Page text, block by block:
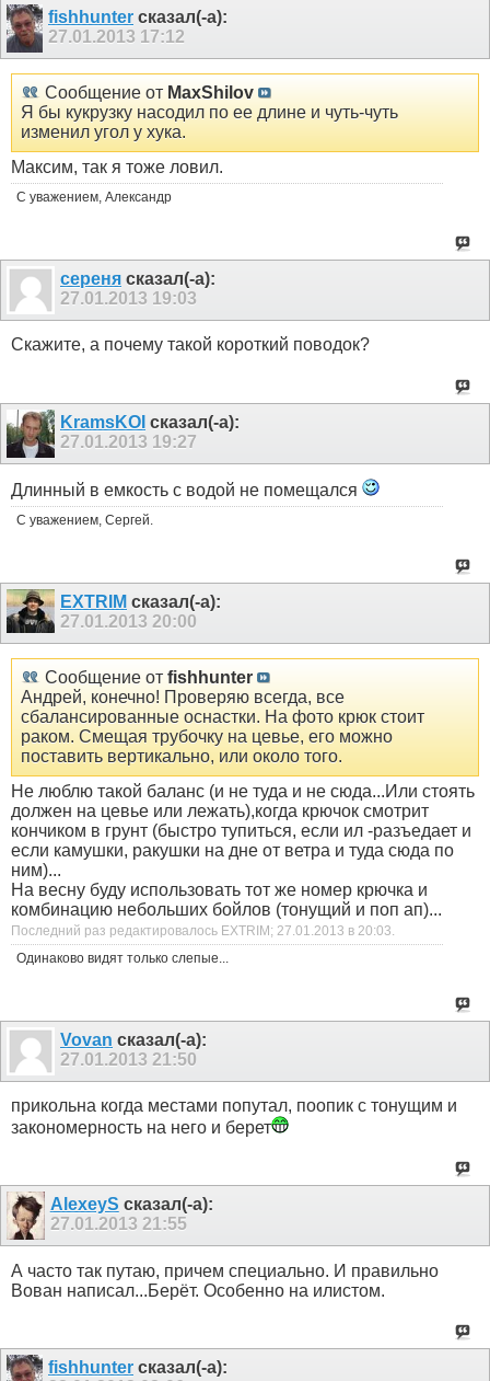
fishhunter сказал(-а):
27.01.2013 17:12
Сообщение от MaxShilov
Я бы кукрузку насодил по ее длине и чуть-чуть
изменил угол у хука.
Максим, так я тоже ловил.
С уважением, Александр
сереня сказал(-а):
27.01.2013 19:03
Скажите, а почему такой короткий поводок?
KramsKOI сказал(-а):
27.01.2013 19:27
Длинный в емкость с водой не помещался
С уважением, Сергей.
EXTRIM сказал(-а):
27.01.2013 20:00
Сообщение от fishhunter
Андрей, конечно! Проверяю всегда, все
сбалансированные оснастки. На фото крюк стоит
раком. Смещая трубочку на цевье, его можно
поставить вертикально, или около того.
Не люблю такой баланс (и не туда и не сюда...Или стоять
должен на цевье или лежать),когда крючок смотрит
кончиком в грунт (быстро тупиться, если ил -разъедает и
если камушки, ракушки на дне от ветра и туда сюда по
ним)...
На весну буду использовать тот же номер крючка и
комбинацию небольших бойлов (тонущий и поп ап)...
Последний раз редактировалось EXTRIM; 27.01.2013 в 20:03.
Одинаково видят только слепые...
Vovan сказал(-а):
27.01.2013 21:50
прикольна когда местами попутал, поопик с тонущим и
закономерность на него и берет
AlexeyS сказал(-а):
27.01.2013 21:55
А часто так путаю, причем специально. И правильно
Вован написал...Берёт. Особенно на илистом.
fishhunter сказал(-а):